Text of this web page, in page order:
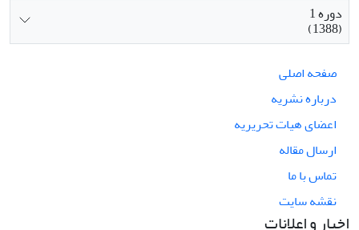
دوره 1
(1388)
صفحه اصلی
درباره نشریه
اعضای هیات تحریریه
ارسال مقاله
تماس با ما
نقشه سایت
اخبار و اعلانات